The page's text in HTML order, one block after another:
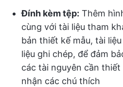
Đính kèm tệp: Thêm
cùng với tài liệu tham
bản thiết kế mẫu, tài
liệu ghi chép, để đảm
các tài nguyên cần
nhận các chú thích